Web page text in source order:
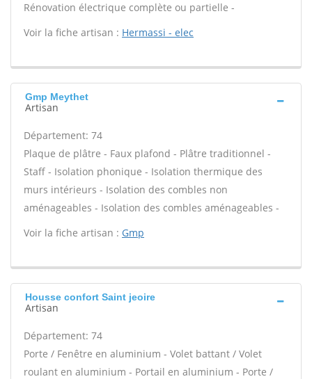
Rénovation électrique complète ou partielle -
Voir la fiche artisan : Hermassi - elec
Gmp Meythet
Artisan
Département: 74
Plaque de plâtre - Faux plafond - Plâtre traditionnel -
Staff - Isolation phonique - Isolation thermique des
murs intérieurs - Isolation des combles non
aménageables - Isolation des combles aménageables -
Voir la fiche artisan : Gmp
Housse confort Saint jeoire
Artisan
Département: 74
Porte / Fenêtre en aluminium - Volet battant / Volet
roulant en aluminium - Portail en aluminium - Porte /